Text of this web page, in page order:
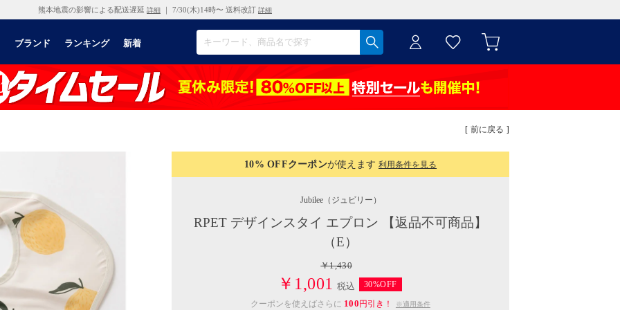
熊本地震の影響による配送遅延 詳細 ｜ 7/30(木)14時〜 送料改訂 詳細
ブランド ランキング 新着
[ 前に戻る ]
10% OFFクーポンが使えます 利用条件を見る
Jubilee（ジュビリー）
RPET デザインスタイ エプロン 【返品不可商品】
（E）
￥1,430
￥1,001 税込
30%OFF
クーポンを使えばさらに 100円引き！ ※適用条件